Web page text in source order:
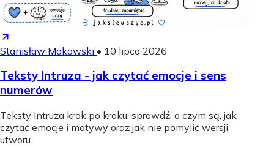
Stanisław Makowski • 10 lipca 2026
Teksty Intruza - jak czytać emocje i sens
numerów
Teksty Intruza krok po kroku: sprawdź, o czym są, jak
czytać emocje i motywy oraz jak nie pomylić wersji
utworu.